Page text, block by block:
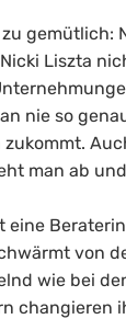
gemütlich:
Liszta
nie so
man ab
eine
von
wie bei
changieren